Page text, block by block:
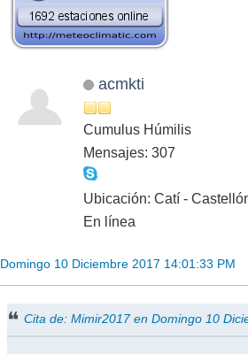
acmkti
Cumulus Húmilis
Mensajes: 307
Ubicación: Catí -
En línea
Domingo 10 Diciembre 2017 14:01:33 PM
Cita de: Mimir2017 en Domingo 10